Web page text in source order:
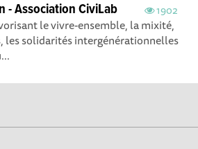
1902
- Association CiviLab
le vivre-ensemble, la mixité,
les solidarités intergénérationnelles